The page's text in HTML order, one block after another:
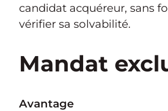
candidat acquéreur, sans
vérifier sa solvabilité.
Mandat
Avantage